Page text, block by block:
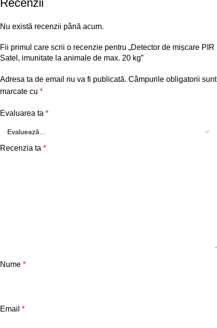
Nu există recenzii până acum.
Fii primul care scrii o recenzie pentru „Detector de mișcare PIR
Satel, imunitate la animale de max. 20 kg”
Adresa ta de email nu va fi publicată. Câmpurile obligatorii sunt
marcate cu *
Evaluarea ta *
Recenzia ta *
Nume *
Email *